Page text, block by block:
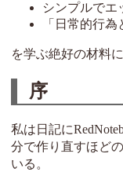
シンプルでエ
「日常的行
を学ぶ絶好の材料
序
私は日記に
分で作り直すほど
いる。